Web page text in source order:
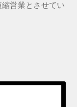
営業とさせてい